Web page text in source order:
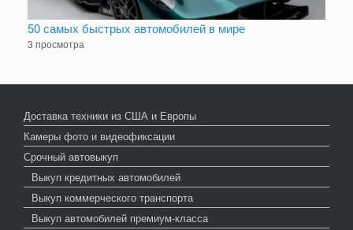
50 самых быстрых автомобилей в мире
3 просмотра
Доставка техники из США и Европы
Камеры фото и видеофиксации
Срочный автовыкуп
Выкуп кредитных автомобилей
Выкуп коммерческого транспорта
Выкуп автомобилей премиум-класса